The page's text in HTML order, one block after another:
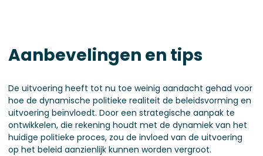
Aanbevelingen en tips
De uitvoering heeft tot nu toe weinig aandacht gehad voor
hoe de dynamische politieke realiteit de beleidsvorming en
uitvoering beïnvloedt. Door een strategische aanpak te
ontwikkelen, die rekening houdt met de dynamiek van het
huidige politieke proces, zou de invloed van de uitvoering
op het beleid aanzienlijk kunnen worden vergroot.